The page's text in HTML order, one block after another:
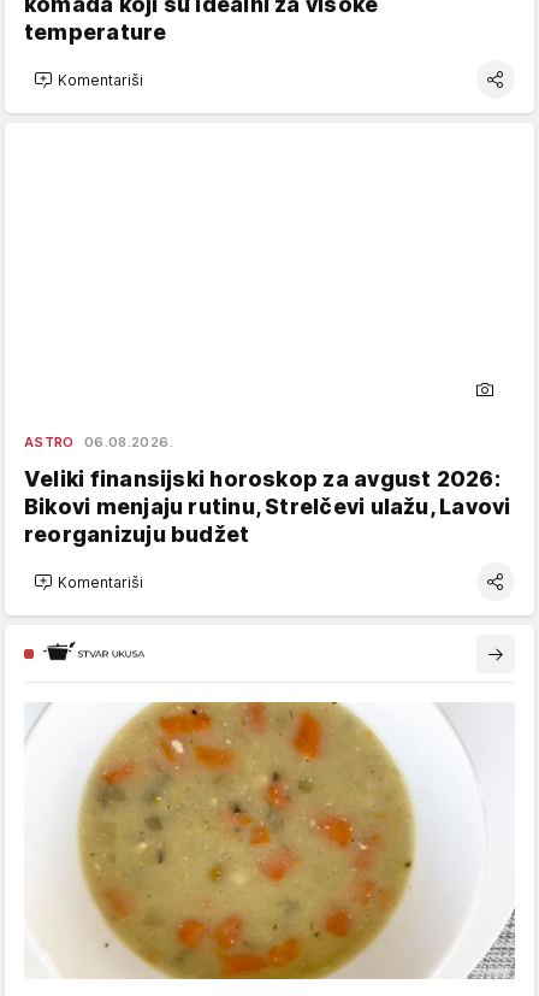
temperature
Komentariši
ASTRO 06.08.2026.
Veliki finansijski horoskop za avgust 2026:
Bikovi menjaju rutinu, Strelčevi ulažu, Lavovi
reorganizuju budžet
Komentariši